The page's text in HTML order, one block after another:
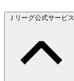
Ｊリーグ公式サービス